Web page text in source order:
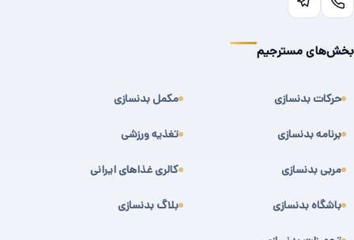
بخش‌های مسترجیم
حرکات بدنسازی
برنامه بدنسازی
مربی بدنسازی
باشگاه بدنسازی
مکمل بدنسازی
تغذیه ورزشی
کالری غذاهای ایرانی
بلاگ بدنسازی